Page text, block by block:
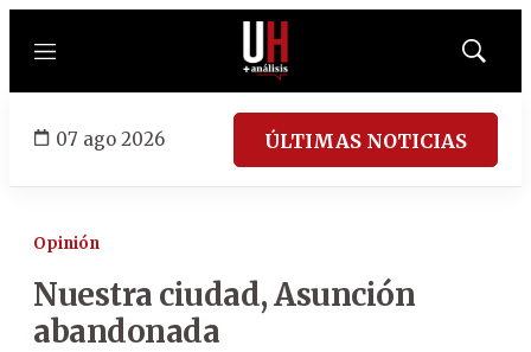
Menú
Mostrar
07 ago 2026 ÚLTIMAS NOTICIAS
Opinión
Nuestra ciudad, Asunción
abandonada